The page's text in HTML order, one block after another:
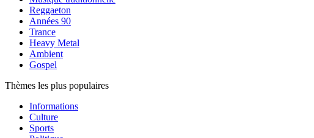
Reggaeton
Années 90
Trance
Heavy Metal
Ambient
Gospel
Thèmes les plus populaires
Informations
Culture
Sports